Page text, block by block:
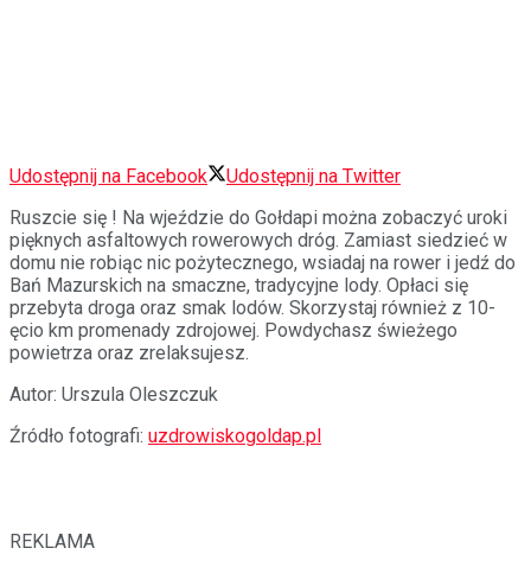
Udostępnij na Facebook
Udostępnij na Twitter
Ruszcie się ! Na wjeździe do Gołdapi można zobaczyć uroki
pięknych asfaltowych rowerowych dróg. Zamiast siedzieć w
domu nie robiąc nic pożytecznego, wsiadaj na rower i jedź do
Bań Mazurskich na smaczne, tradycyjne lody. Opłaci się
przebyta droga oraz smak lodów. Skorzystaj również z 10-
ęcio km promenady zdrojowej. Powdychasz świeżego
powietrza oraz zrelaksujesz.
Autor: Urszula Oleszczuk
Źródło fotografi: uzdrowiskogoldap.pl
REKLAMA